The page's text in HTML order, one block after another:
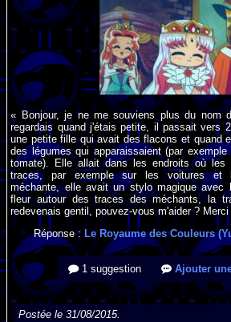
« Bonjour, je ne me souviens plus du nom
regardais quand j'étais petite, il passait vers
une petite fille qui avait des flacons et quand
des légumes qui apparaissaient (par
tomate). Elle allait dans les endroits où les
traces, par exemple sur les voitures et
méchante, elle avait un stylo magique avec
fleur autour des traces des méchants, la
redevenais gentil, pouvez-vous m'aider ?
Réponse : Le Royaume des Couleurs
1 suggestion Ajouter
Postée le 31/08/2015.